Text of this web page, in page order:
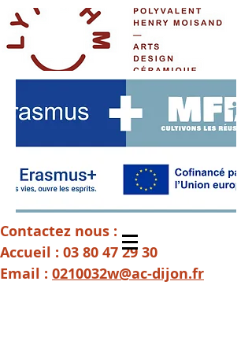
Contactez nous :
Accueil : 03 80 47 29 30
Email : 0210032w@ac-dijon.fr